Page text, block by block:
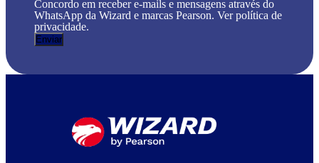
Concordo em receber e-mails e mensagens através do
WhatsApp da Wizard e marcas Pearson. Ver política de
privacidade.